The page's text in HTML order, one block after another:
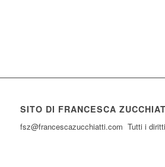
SITO DI FRANCESCA
fsz@francescazucchiatti.com Tutti i